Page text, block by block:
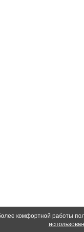
комфортной работы